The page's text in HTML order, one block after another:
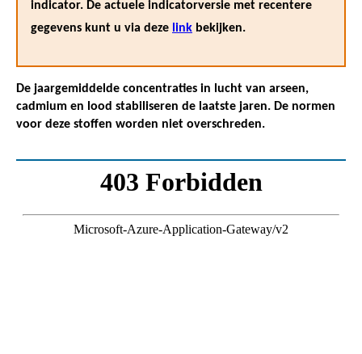
indicator. De actuele indicatorversie met recentere
gegevens kunt u via deze link bekijken.
De jaargemiddelde concentraties in lucht van arseen,
cadmium en lood stabiliseren de laatste jaren. De normen
voor deze stoffen worden niet overschreden.